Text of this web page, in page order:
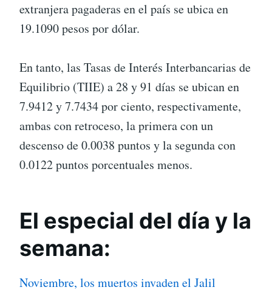
extranjera pagaderas en el país se ubica en
19.1090 pesos por dólar.
En tanto, las Tasas de Interés Interbancarias de
Equilibrio (TIIE) a 28 y 91 días se ubican en
7.9412 y 7.7434 por ciento, respectivamente,
ambas con retroceso, la primera con un
descenso de 0.0038 puntos y la segunda con
0.0122 puntos porcentuales menos.
El especial del día y la
semana:
Noviembre, los muertos invaden el Jalil